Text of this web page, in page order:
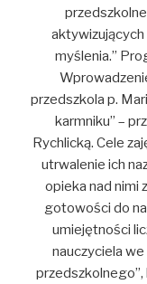
myślenia.”
przedszkola p.
karmniku” –
Rychlicką. Cele
utrwalenie ich
opieka nad nimi
gotowości do
umiejętności
nauczyciela
przedszkolnego”,